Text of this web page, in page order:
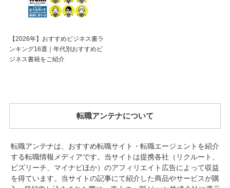
【2026年】おすすめビジネス書ラ
ンキング16選｜年代別おすすめビ
ジネス書籍をご紹介
転職アンテナについて
転職アンテナは、おすすめ転職サイト・転職エージェントを紹介
する転職情報メディアです。当サイトは提携各社（リクルート、
ビズリーチ、マイナビほか）のアフィリエイト広告によって収益
を得ています。当サイトの記事にて紹介した商品やサービスが購